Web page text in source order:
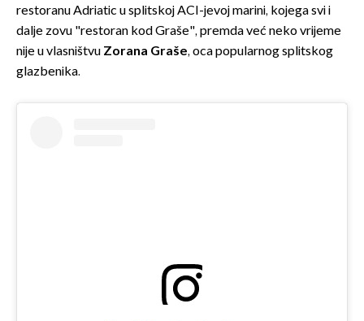
restoranu Adriatic u splitskoj ACI-jevoj marini, kojega svi i
dalje zovu "restoran kod Graše", premda već neko vrijeme
nije u vlasništvu Zorana Graše, oca popularnog splitskog
glazbenika.